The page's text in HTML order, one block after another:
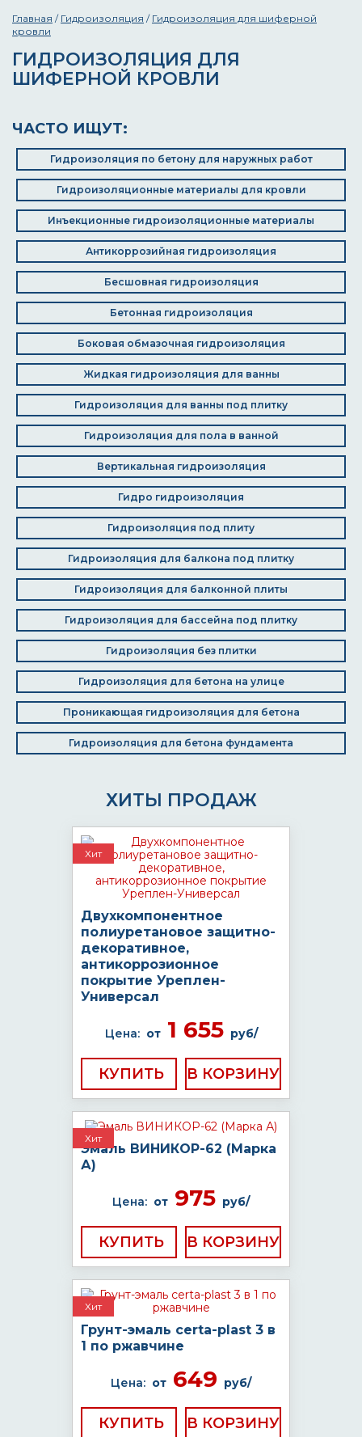
Главная / Гидроизоляция / Гидроизоляция для шиферной
кровли
ГИДРОИЗОЛЯЦИЯ ДЛЯ
ШИФЕРНОЙ КРОВЛИ
ЧАСТО ИЩУТ:
Гидроизоляция по бетону для наружных работ
Гидроизоляционные материалы для кровли
Инъекционные гидроизоляционные материалы
Антикоррозийная гидроизоляция
Бесшовная гидроизоляция
Бетонная гидроизоляция
Боковая обмазочная гидроизоляция
Жидкая гидроизоляция для ванны
Гидроизоляция для ванны под плитку
Гидроизоляция для пола в ванной
Вертикальная гидроизоляция
Гидро гидроизоляция
Гидроизоляция под плиту
Гидроизоляция для балкона под плитку
Гидроизоляция для балконной плиты
Гидроизоляция для бассейна под плитку
Гидроизоляция без плитки
Гидроизоляция для бетона на улице
Проникающая гидроизоляция для бетона
Гидроизоляция для бетона фундамента
ХИТЫ ПРОДАЖ
Хит
Двухкомпонентное
полиуретановое защитно-
декоративное,
антикоррозионное
покрытие Уреплен-
Универсал
Цена: от1 655 руб/
КУПИТЬ
Хит
Эмаль ВИНИКОР-62 (Марка
А)
Цена: от 975 руб/
КУПИТЬ
Хит
Грунт-эмаль certa-plast 3 в
1 по ржавчине
Цена: от 649 руб/
КУПИТЬ